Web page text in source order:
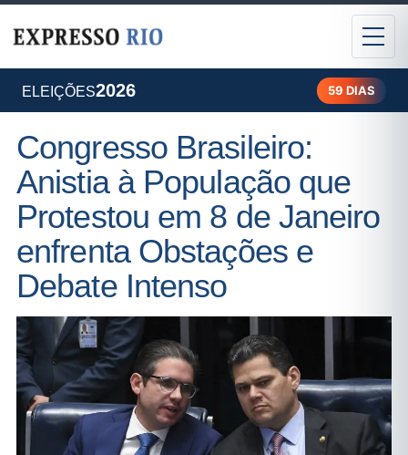
ELEIÇÕES2026 59 DIAS
Congresso Brasileiro:
Anistia à População que
Protestou em 8 de Janeiro
enfrenta Obstações e
Debate Intenso